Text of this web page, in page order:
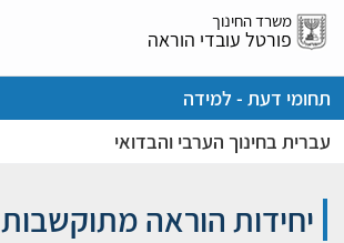
דלג
אל
משרד החינוך
פורטל עובדי הוראה
תחומי דעת - למידה
עברית בחינוך הערבי והבדואי
יחידות הוראה מתוקשבות